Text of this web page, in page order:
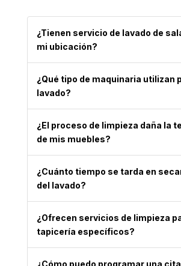
¿Tienen servicio de lavado de
mi ubicación?
¿Qué tipo de maquinaria utilizan
lavado?
¿El proceso de limpieza daña la
de mis muebles?
¿Cuánto tiempo se tarda en
del lavado?
¿Ofrecen servicios de limpieza
tapicería específicos?